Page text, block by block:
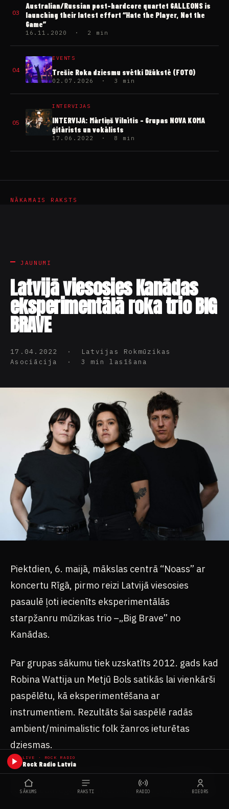
03
Australian/Russian post-hardcore quartet GALLEONS is
launching their latest effort “Hate the Player, Not the
Game”
16.11.2020 · 2 min
04
EVENTS
Trešie Roka dziesmu svētki Džūkstē (FOTO)
02.07.2026 · 3 min
05
INTERVIJAS
INTERVIJA: Mārtiņš Vilnītis – Grupas NOVA KOMA
ģitārists un vokālists
17.06.2022 · 8 min
NĀKAMAIS RAKSTS
JAUNUMI
Latvijā viesosies Kanādas
eksperimentālā roka trio BIG
BRAVE
17.04.2022 · Latvijas Rokmūzikas
Asociācija · 3 min lasīšana
Piektdien, 6. maijā, mākslas centrā “Noass” ar
koncertu Rīgā, pirmo reizi Latvijā viesosies
pasaulē ļoti iecienīts eksperimentālās
starpžanru mūzikas trio –„Big Brave” no
Kanādas.
Par grupas sākumu tiek uzskatīts 2012. gads kad
Robina Wattija un Metjū Bols satikās lai vienkārši
paspēlētu, kā eksperimentēšana ar
instrumentiem. Rezultāts šai saspēlē radās
ambient/minimalistic folk žanros ieturētas
dziesmas.
Kad abiem pievienojās sens draugs, bundzinieks
Lūiss Beauregards, varētu uzskatīt, ka duets bija
LIVE · ROCK RADIO
Rock Radio Latvia
SĀKUMS RAKSTI RADIO BIEDRS